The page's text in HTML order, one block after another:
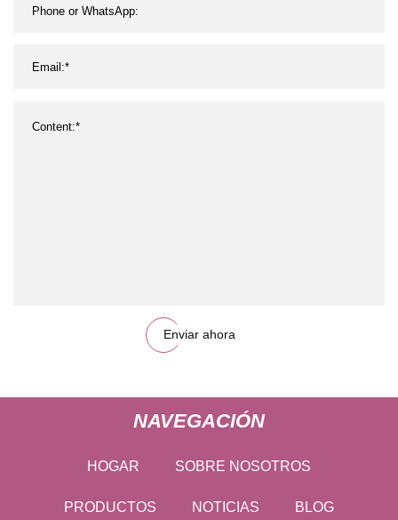
Enviar ahora
NAVEGACIÓN
HOGAR SOBRE NOSOTROS
PRODUCTOS NOTICIAS BLOG